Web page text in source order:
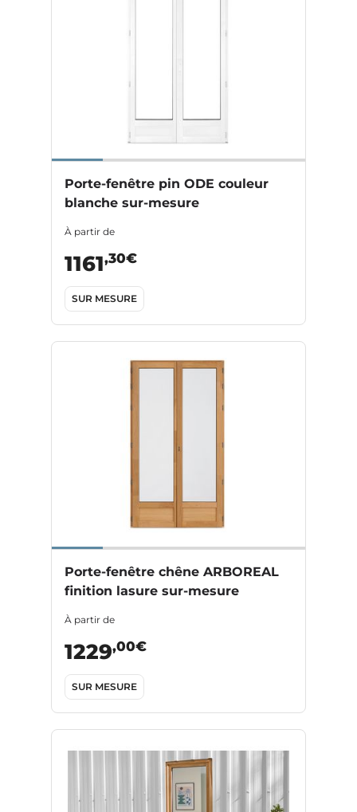
Porte-fenêtre pin ODE couleur
blanche sur-mesure
À partir de
1161,30€
SUR MESURE
Porte-fenêtre chêne ARBOREAL
finition lasure sur-mesure
À partir de
1229,00€
SUR MESURE